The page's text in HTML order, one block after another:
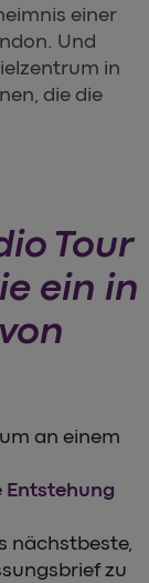
einer
Und
in
die die
Tour
ein in
an einem
Entstehung
nächstbeste,
zu